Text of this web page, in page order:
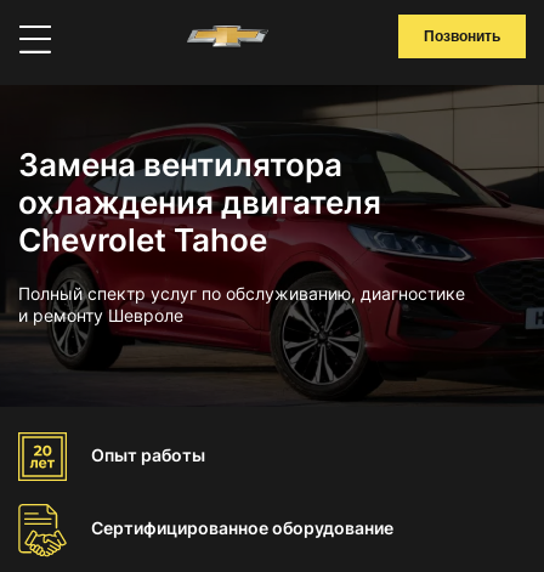
Позвонить
Замена вентилятора
охлаждения двигателя
Chevrolet Tahoe
Полный спектр услуг по обслуживанию, диагностике
и ремонту Шевроле
Опыт работы
Сертифицированноеоборудование